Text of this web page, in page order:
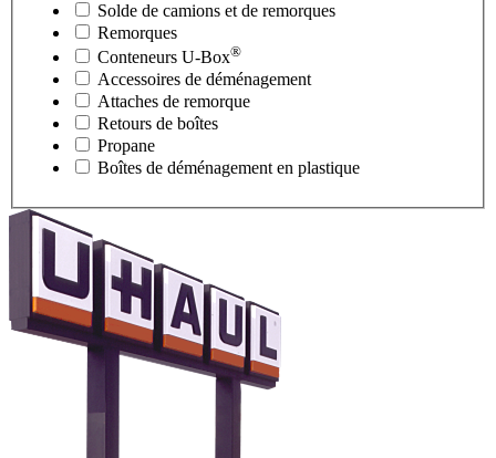
Solde de camions et de remorques
Remorques
Conteneurs U-Box®
Accessoires de déménagement
Attaches de remorque
Retours de boîtes
Propane
Boîtes de déménagement en plastique